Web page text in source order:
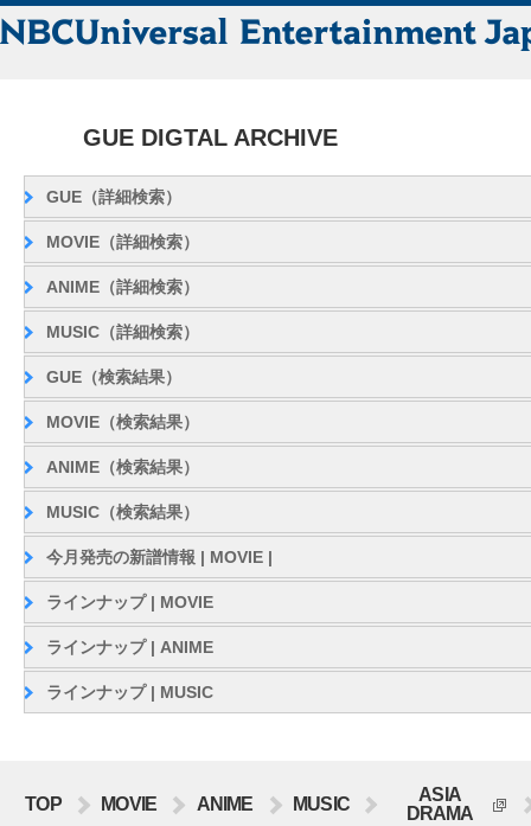
GUE DIGTAL ARCHIVE
GUE（詳細検索）
MOVIE（詳細検索）
ANIME（詳細検索）
MUSIC（詳細検索）
GUE（検索結果）
MOVIE（検索結果）
ANIME（検索結果）
MUSIC（検索結果）
今月発売の新譜情報 | MOVIE |
ラインナップ | MOVIE
ラインナップ | ANIME
ラインナップ | MUSIC
TOP MOVIE ANIME MUSIC
ASIA
DRAMA